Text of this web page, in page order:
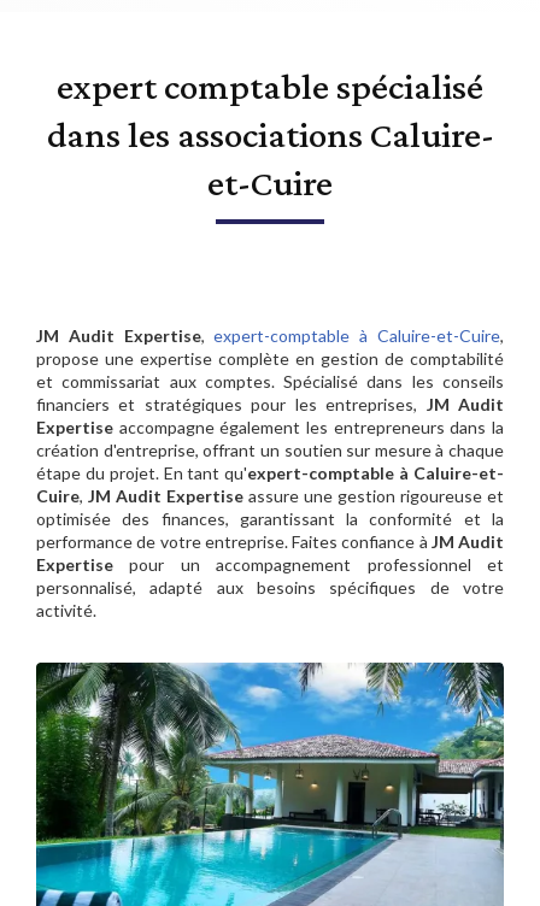
expert comptable spécialisé
dans les associations Caluire-
et-Cuire
JM Audit Expertise,expert-comptable à Caluire-et-Cuire,
propose une expertise complète en gestion de comptabilité
et commissariat aux comptes. Spécialisé dans les conseils
financiers et stratégiques pour les entreprises, JM Audit
Expertise accompagne également les entrepreneurs dans la
création d'entreprise, offrant un soutien sur mesure à chaque
étape du projet. En tant qu'expert-comptable à Caluire-et-
Cuire, JM Audit Expertise assure une gestion rigoureuse et
optimisée des finances, garantissant la conformité et la
performance de votre entreprise. Faites confiance à JM Audit
Expertise pour un accompagnement professionnel et
personnalisé, adapté aux besoins spécifiques de votre
activité.